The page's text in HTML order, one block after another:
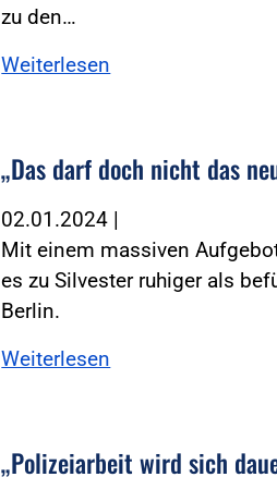
zu den…
Weiterlesen
„Das darf doch nicht das
02.01.2024 |
Mit einem massiven
es zu Silvester ruhiger als
Berlin.
Weiterlesen
„Polizeiarbeit wird sich